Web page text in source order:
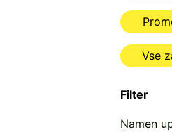
Vse
Filter
Namen